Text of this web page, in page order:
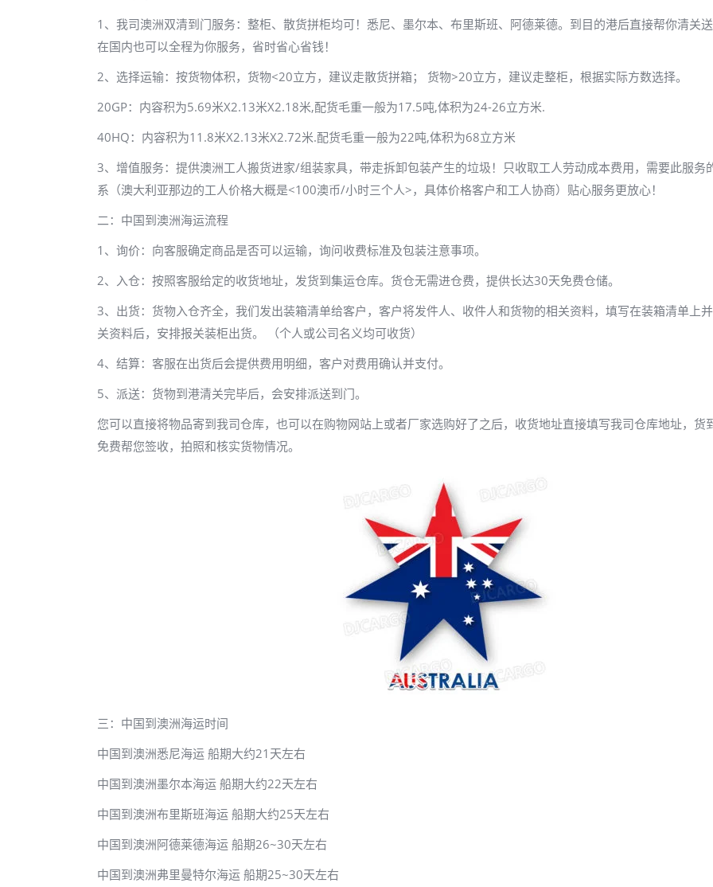
1、我司澳洲双清到门服务：整柜、散货拼柜均可！悉尼、墨尔本、布里斯班、阿德莱德。到目的港后直接帮你清关
在国内也可以全程为你服务，省时省心省钱！
2、选择运输：按货物体积，货物<20立方，建议走散货拼箱； 货物>20立方，建议走整柜，根据实际方数选择。
20GP：内容积为5.69米X2.13米X2.18米,配货毛重一般为17.5吨,体积为24-26立方米.
40HQ：内容积为11.8米X2.13米X2.72米.配货毛重一般为22吨,体积为68立方米
3、增值服务：提供澳洲工人搬货进家/组装家具，带走拆卸包装产生的垃圾！只收取工人劳动成本费用，需要此服务
系（澳大利亚那边的工人价格大概是<100澳币/小时三个人>，具体价格客户和工人协商）贴心服务更放心！
二：中国到澳洲海运流程
1、询价：向客服确定商品是否可以运输，询问收费标准及包装注意事项。
2、入仓：按照客服给定的收货地址，发货到集运仓库。货仓无需进仓费，提供长达30天免费仓储。
3、出货：货物入仓齐全，我们发出装箱清单给客户，客户将发件人、收件人和货物的相关资料，填写在装箱清单上
关资料后，安排报关装柜出货。 （个人或公司名义均可收货）
4、结算：客服在出货后会提供费用明细，客户对费用确认并支付。
5、派送：货物到港清关完毕后，会安排派送到门。
您可以直接将物品寄到我司仓库，也可以在购物网站上或者厂家选购好了之后，收货地址直接填写我司仓库地址，货
免费帮您签收，拍照和核实货物情况。
三：中国到澳洲海运时间
中国到澳洲悉尼海运 船期大约21天左右
中国到澳洲墨尔本海运 船期大约22天左右
中国到澳洲布里斯班海运 船期大约25天左右
中国到澳洲阿德莱德海运 船期26~30天左右
中国到澳洲弗里曼特尔海运 船期25~30天左右